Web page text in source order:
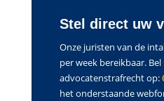
Stel direct uw
Onze juristen van de
per week bereikbaar. Bel
advocatenstrafrecht op:
het onderstaande